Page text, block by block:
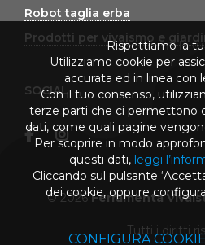
Robot taglia erba
Prodotti per vivaismo e
SOCIAL
© 2026Ferramenta
Tutti i diritti
Rispettiamo la
Utilizziamo cookie per
accurata ed in linea con
Con il tuo consenso,
terze parti che ci permettono
dati, come quali pagine
Per scoprire in modo
questi dati, leggi
Cliccando sul pulsante
dei cookie, oppure
CONFIGURA